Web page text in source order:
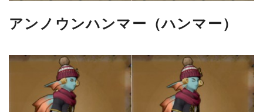
アンノウンハンマー（ハンマー）